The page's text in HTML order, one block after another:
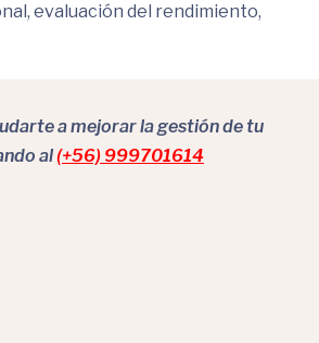
evaluación del rendimiento,
a mejorar la gestión de tu
al(+56) 999701614